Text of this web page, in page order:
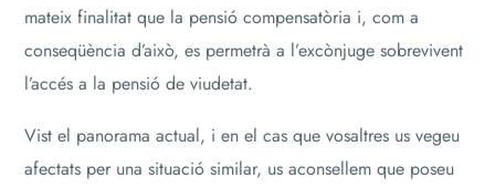
mateix finalitat que la pensió compensatòria i, com a
conseqüència d’això, es permetrà a l’excònjuge sobrevivent
l’accés a la pensió de viudetat.
Vist el panorama actual, i en el cas que vosaltres us vegeu
afectats per una situació similar, us aconsellem que poseu